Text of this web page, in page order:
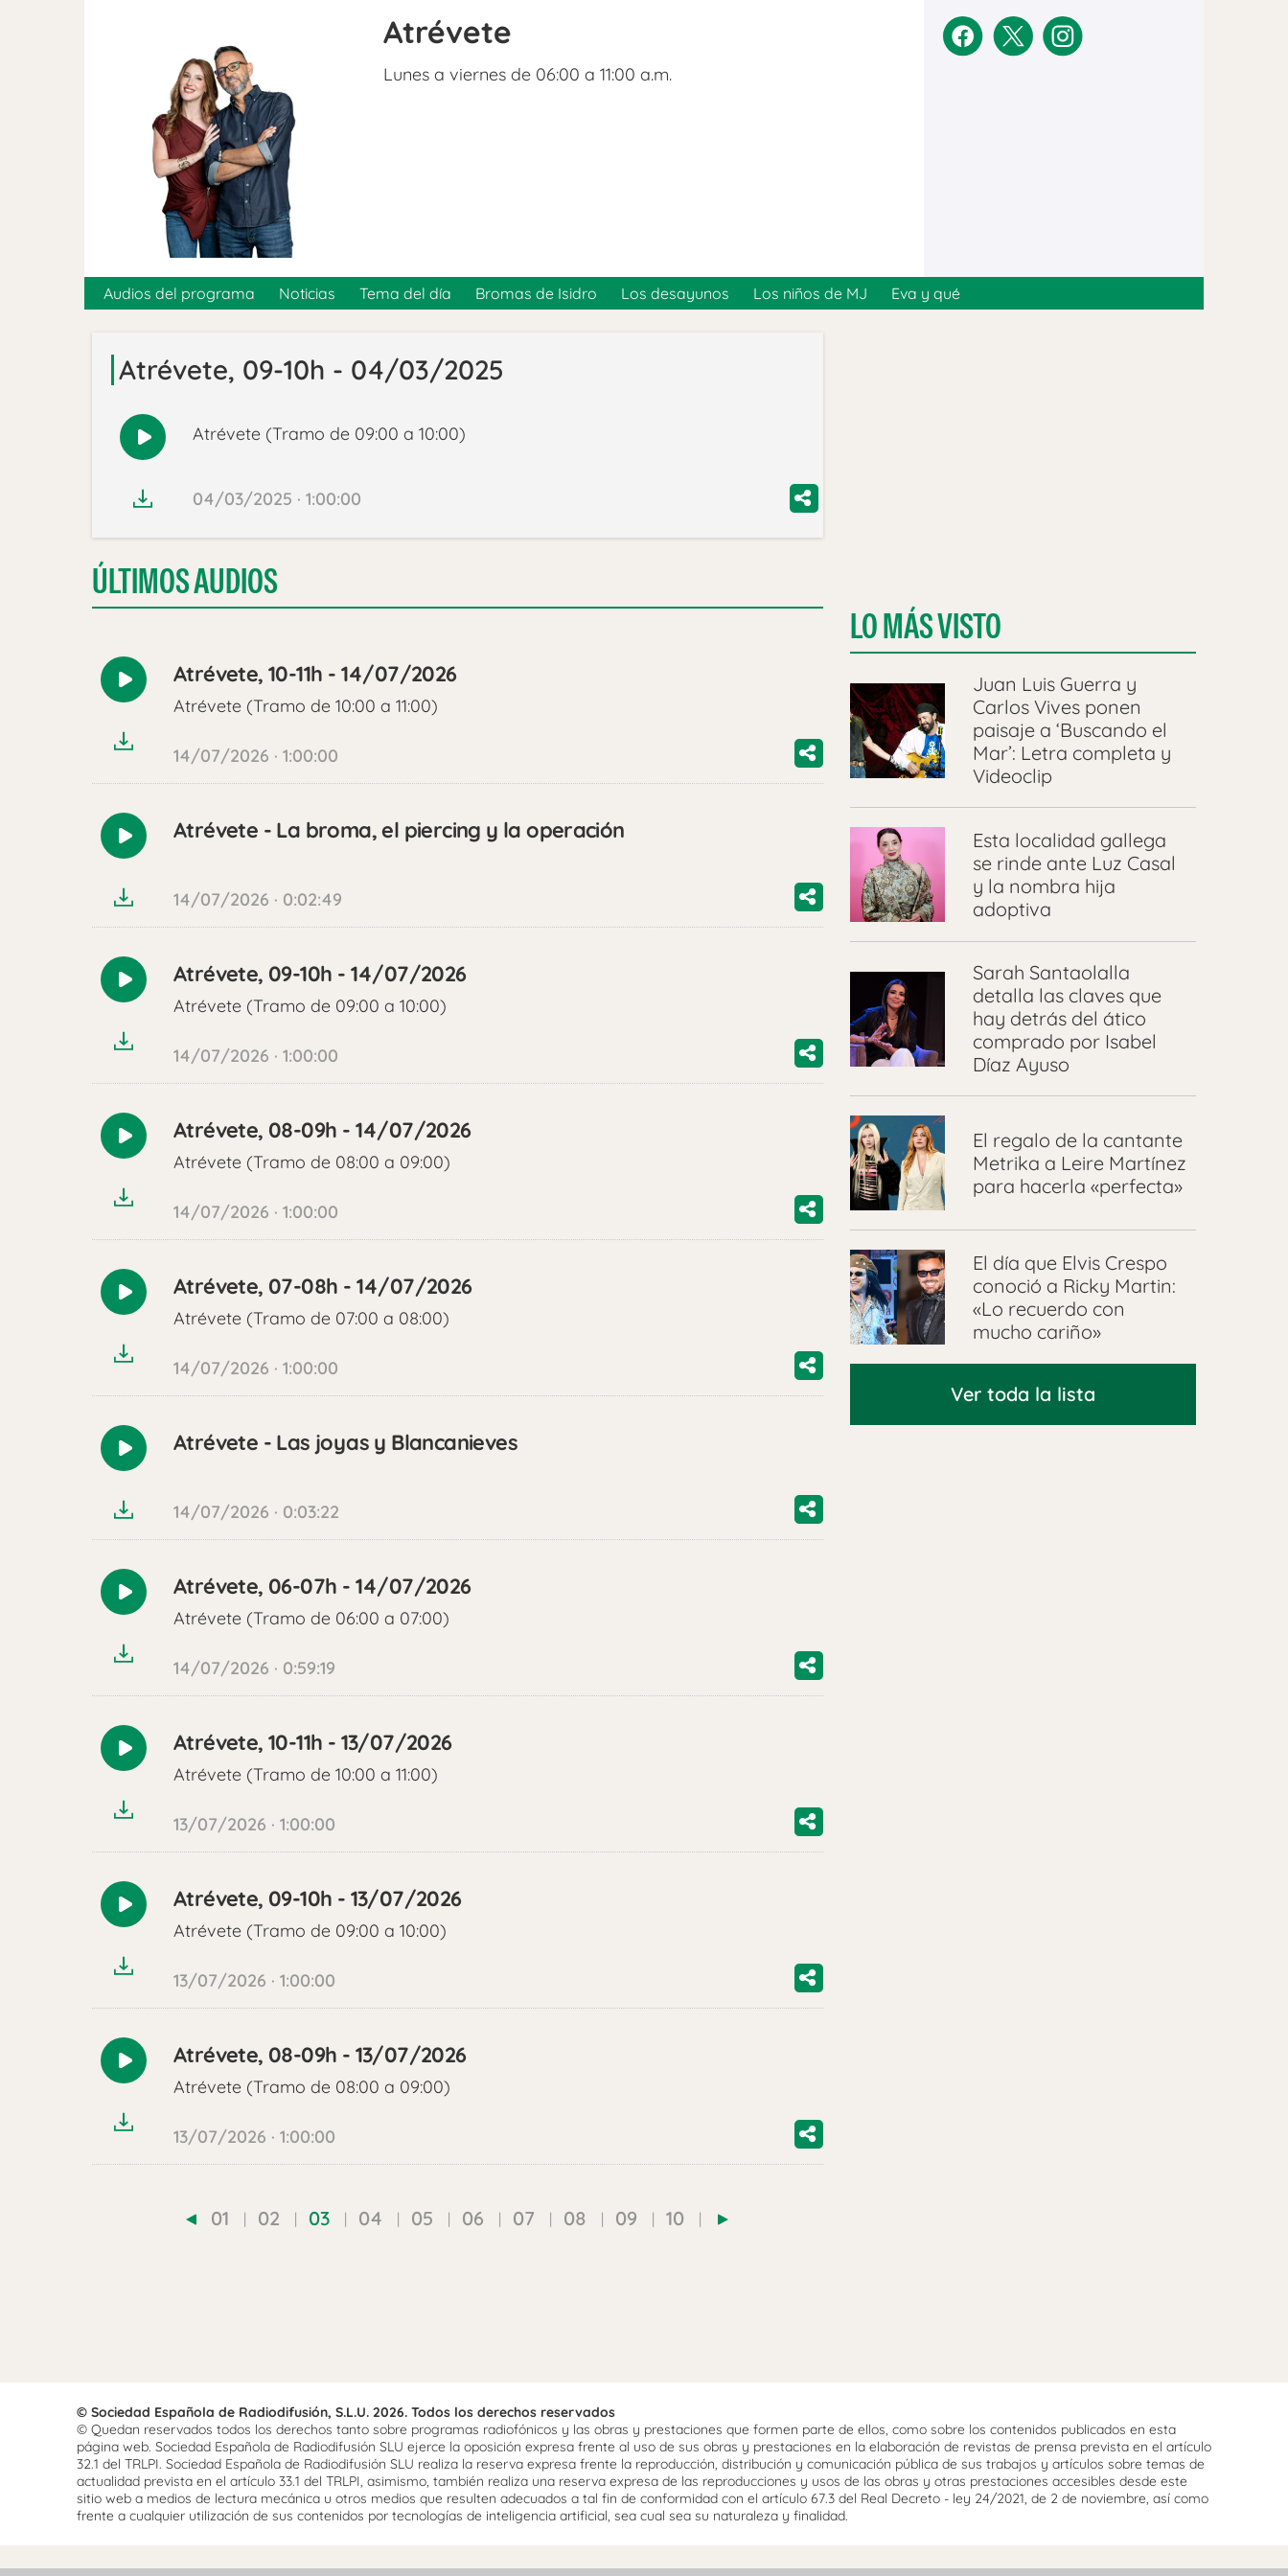
Atrévete
Lunes a viernes de 06:00 a 11:00 a.m.
Audios del programa Noticias Tema del día Bromas de Isidro Los desayunos Los niños de MJ Eva y qué
Atrévete, 09-10h - 04/03/2025
Reproducir
Atrévete (Tramo de 09:00 a 10:00)
04/03/2025 · 1:00:00
ÚLTIMOS AUDIOS
Reproducir
Atrévete, 10-11h - 14/07/2026
Atrévete (Tramo de 10:00 a 11:00)
14/07/2026 · 1:00:00
Reproducir
Atrévete - La broma, el piercing y la operación
14/07/2026 · 0:02:49
Reproducir
Atrévete, 09-10h - 14/07/2026
Atrévete (Tramo de 09:00 a 10:00)
14/07/2026 · 1:00:00
Reproducir
Atrévete, 08-09h - 14/07/2026
Atrévete (Tramo de 08:00 a 09:00)
14/07/2026 · 1:00:00
Reproducir
Atrévete, 07-08h - 14/07/2026
Atrévete (Tramo de 07:00 a 08:00)
14/07/2026 · 1:00:00
Reproducir
Atrévete - Las joyas y Blancanieves
14/07/2026 · 0:03:22
Reproducir
Atrévete, 06-07h - 14/07/2026
Atrévete (Tramo de 06:00 a 07:00)
14/07/2026 · 0:59:19
Reproducir
Atrévete, 10-11h - 13/07/2026
Atrévete (Tramo de 10:00 a 11:00)
13/07/2026 · 1:00:00
Reproducir
Atrévete, 09-10h - 13/07/2026
Atrévete (Tramo de 09:00 a 10:00)
13/07/2026 · 1:00:00
Reproducir
Atrévete, 08-09h - 13/07/2026
Atrévete (Tramo de 08:00 a 09:00)
13/07/2026 · 1:00:00
01 02 03 04 05 06 07 08 09 10
LO MÁS VISTO
Juan Luis Guerra y
Carlos Vives ponen
paisaje a ‘Buscando el
Mar’: Letra completa y
Videoclip
Esta localidad gallega
se rinde ante Luz Casal
y la nombra hija
adoptiva
Sarah Santaolalla
detalla las claves que
hay detrás del ático
comprado por Isabel
Díaz Ayuso
El regalo de la cantante
Metrika a Leire Martínez
para hacerla «perfecta»
El día que Elvis Crespo
conoció a Ricky Martin:
«Lo recuerdo con
mucho cariño»
Ver toda la lista
© Sociedad Española de Radiodifusión, S.L.U. 2026. Todos los derechos reservados
© Quedan reservados todos los derechos tanto sobre programas radiofónicos y las obras y prestaciones que formen parte de ellos, como sobre los contenidos publicados en esta
página web. Sociedad Española de Radiodifusión SLU ejerce la oposición expresa frente al uso de sus obras y prestaciones en la elaboración de revistas de prensa prevista en el artículo
32.1 del TRLPI. Sociedad Española de Radiodifusión SLU realiza la reserva expresa frente la reproducción, distribución y comunicación pública de sus trabajos y artículos sobre temas de
actualidad prevista en el artículo 33.1 del TRLPI, asimismo, también realiza una reserva expresa de las reproducciones y usos de las obras y otras prestaciones accesibles desde este
sitio web a medios de lectura mecánica u otros medios que resulten adecuados a tal fin de conformidad con el artículo 67.3 del Real Decreto - ley 24/2021, de 2 de noviembre, así como
frente a cualquier utilización de sus contenidos por tecnologías de inteligencia artificial, sea cual sea su naturaleza y finalidad.